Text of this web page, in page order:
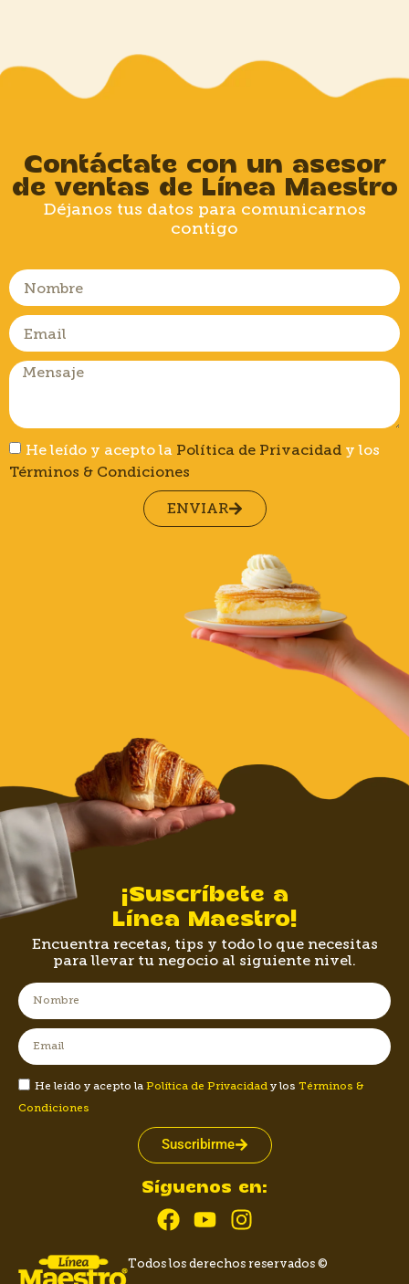
Contáctate con un asesor
de ventas de Línea Maestro
Déjanos tus datos para comunicarnos
contigo
He leído y acepto la Política de Privacidad y los
Términos & Condiciones
ENVIAR
¡Suscríbete a
Línea Maestro!
Encuentra recetas, tips y todo lo que necesitas
para llevar tu negocio al siguiente nivel.
He leído y acepto la Política de Privacidad y los Términos &
Condiciones
Suscribirme
Síguenos en:
Todos los derechos reservados ©